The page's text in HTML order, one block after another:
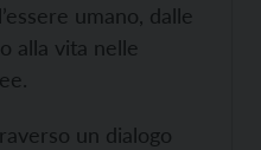
umano, dalle
alla vita nelle
un dialogo